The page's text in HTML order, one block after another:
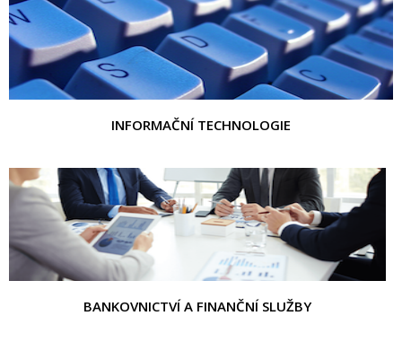
INFORMAČNÍ TECHNOLOGIE
BANKOVNICTVÍ A FINANČNÍ SLUŽBY